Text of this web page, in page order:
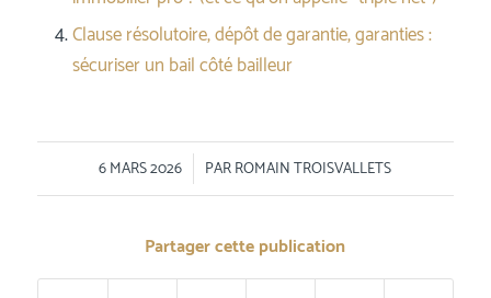
Clause résolutoire, dépôt de garantie, garanties :
sécuriser un bail côté bailleur
6 MARS 2026
/ PARROMAIN TROISVALLETS
Partager cette publication